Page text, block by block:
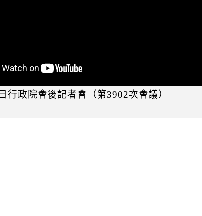
行政院會後記者會（第3902次會議）